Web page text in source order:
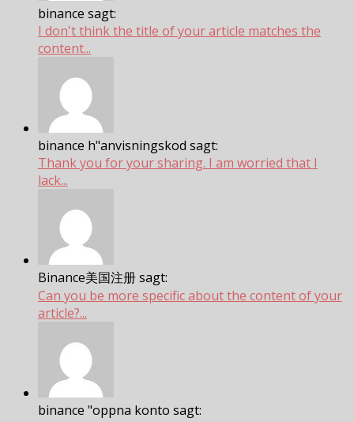
binance sagt:
I don't think the title of your article matches the
content...
binance h"anvisningskod sagt:
Thank you for your sharing. I am worried that I
lack...
Binance美国注册 sagt:
Can you be more specific about the content of your
article?...
binance "oppna konto sagt: